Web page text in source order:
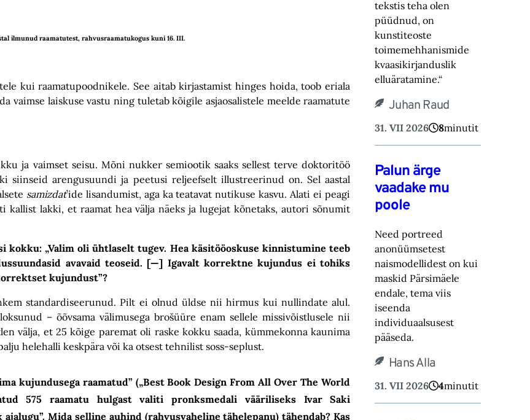
ilmunud raamatutest, rahvusraamatukogus kuni 16. III.
kui raamatupoodnikele. See aitab kirjastamist hinges hoida, toob eriala
vaimse laiskuse vastu ning tuletab kõigile asjaosalistele meelde raamatute
ja vaimset seisu. Mõni nukker semiootik saaks sellest terve doktoritöö
siinseid arengusuundi ja peetusi reljeefselt illustreerinud on. Sel aastal
samizdat’ide lisandumist, aga ka teatavat nutikuse kasvu. Alati ei peagi
lakki, et raamat hea välja näeks ja lugejat kõnetaks, autori sõnumit
„Valim oli ühtlaselt tugev. Hea käsitööoskuse kinnistumine teeb
avavaid teoseid. [—] Igavalt korrektne kujundus ei tohiks
kujundust”?
standardiseerunud. Pilt ei olnud üldse nii hirmus kui nullindate alul.
– õõvsama välimusega brošüüre enam sellele missivõistlusele nii
välja, et 25 kõige paremat oli raske kokku saada, kümmekonna kaunima
helehalli keskpära või ka otsest tehnilist soss-seplust.
kujundusega raamatud” („Best Book Design From All Over The World
575 raamatu hulgast valiti pronksmedali vääriliseks Ivar Saki
Mida selline auhind (rahvusvaheline tähelepanu) tähendab? Kas
tekstis teha olen
püüdnud, on
kunstiteoste
toimemehhanismide
kvaasikirjanduslik
elluäratamine.“
Juhan Raud
31. VII 2026 8minutit
Palun ärge
vaadake mu
poole
Need portreed
anonüümsetest
naismodellidest on kui
maskid Pärsimäele
endale, tema viis
iseenda
individuaalsusest
pääseda.
Hans Alla
31. VII 2026 4minutit